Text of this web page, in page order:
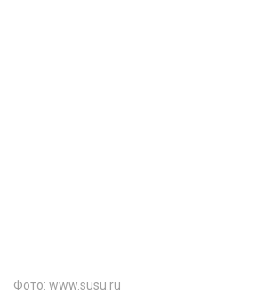
Фото: www.susu.ru